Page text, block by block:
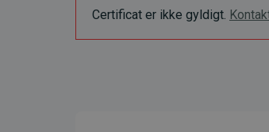
Certificat er ikke gyldigt.